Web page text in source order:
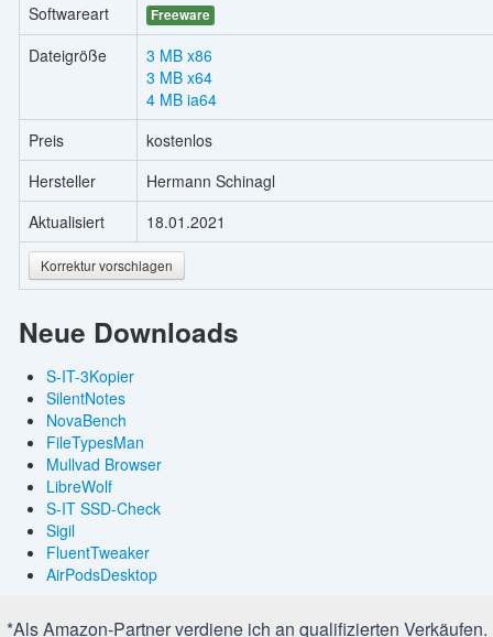
Softwareart
Freeware
Dateigröße
3 MB x86
3 MB x64
4 MB ia64
Preis
kostenlos
Hersteller
Hermann Schinagl
Aktualisiert
18.01.2021
Korrektur vorschlagen
Neue Downloads
S-IT-3Kopier
SilentNotes
NovaBench
FileTypesMan
Mullvad Browser
LibreWolf
S-IT SSD-Check
Sigil
FluentTweaker
AirPodsDesktop
*Als Amazon-Partner verdiene ich an qualifizierten Verkäufen.